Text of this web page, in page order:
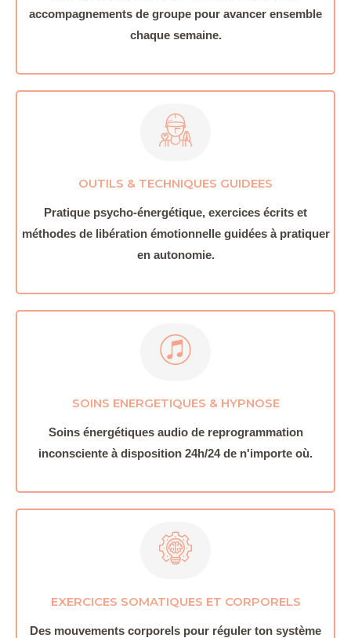
accompagnements de groupe pour avancer ensemble
chaque semaine.
OUTILS & TECHNIQUES GUIDEES
Pratique psycho-énergétique, exercices écrits et
méthodes de libération émotionnelle guidées à pratiquer
en autonomie.
SOINS ENERGETIQUES & HYPNOSE
Soins énergétiques audio de reprogrammation
inconsciente à disposition 24h/24 de n'importe où.
EXERCICES SOMATIQUES ET CORPORELS
Des mouvements corporels pour réguler ton système